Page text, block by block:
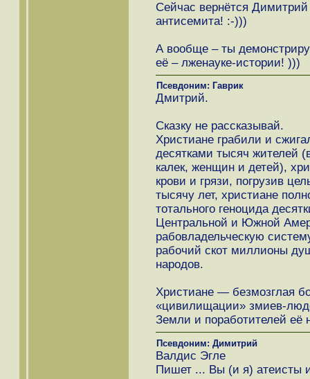
Сейчас вернётся Димитрий
антисемита! :-)))
А вообще – ты
её – лженауке-истории! )))
Псевдоним: Гаврик
Дмитрий.
Сказку не рассказывай.
Христиане грабили и
десятками тысяч жителей
калек, женщин и детей),
крови и грязи, погрузив
тысячу лет, христиане
тотального геноцида
Центральной и Южной
рабовладельческую
рабочий скот миллионы
народов.
Христиане — безмозглая
«цивилищации» змиев-
Земли и поработителей её
Псевдоним: Димитрий
Валдис Эгле
Пишет ... Вы (и я) атеисты